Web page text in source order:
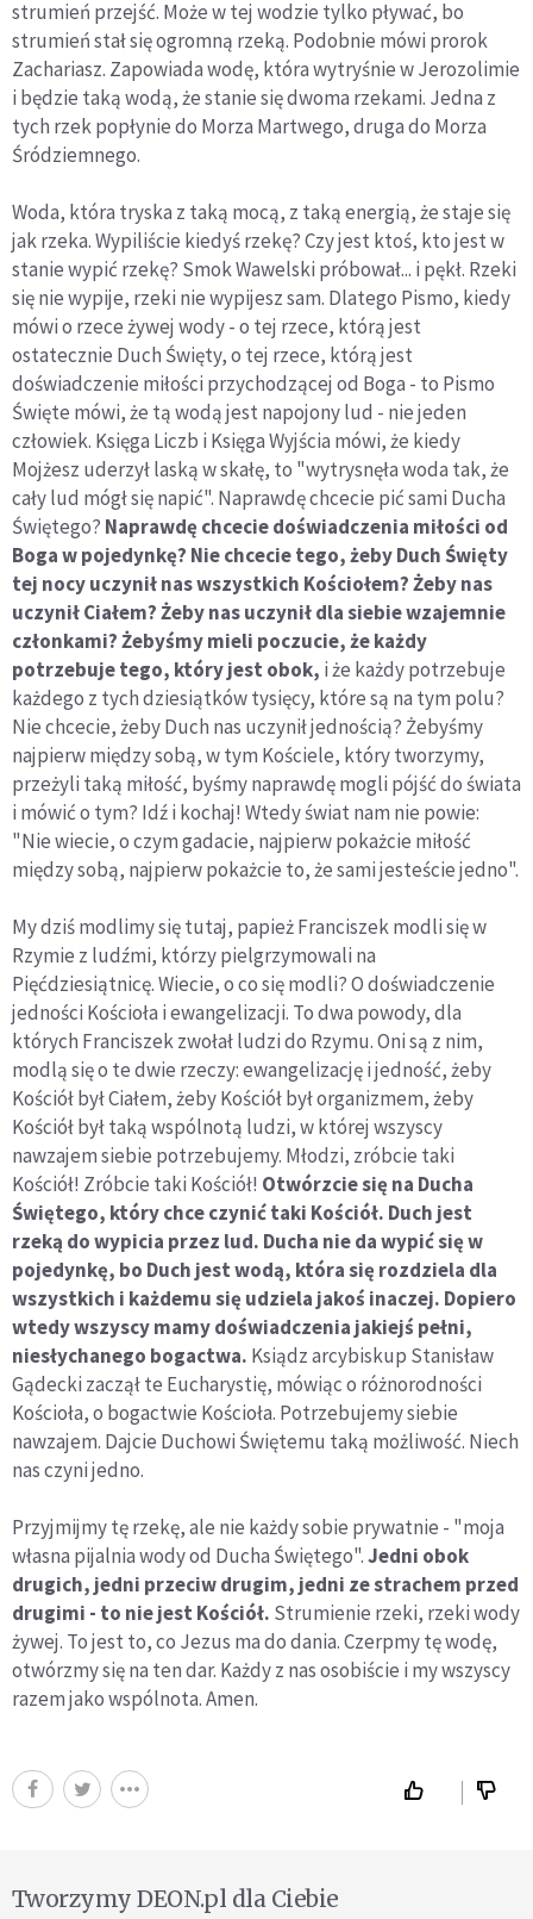
strumień przejść. Może w tej wodzie tylko pływać, bo
strumień stał się ogromną rzeką. Podobnie mówi prorok
Zachariasz. Zapowiada wodę, która wytryśnie w Jerozolimie
i będzie taką wodą, że stanie się dwoma rzekami. Jedna z
tych rzek popłynie do Morza Martwego, druga do Morza
Śródziemnego.
Woda, która tryska z taką mocą, z taką energią, że staje się
jak rzeka. Wypiliście kiedyś rzekę? Czy jest ktoś, kto jest w
stanie wypić rzekę? Smok Wawelski próbował... i pękł. Rzeki
się nie wypije, rzeki nie wypijesz sam. Dlatego Pismo, kiedy
mówi o rzece żywej wody - o tej rzece, którą jest
ostatecznie Duch Święty, o tej rzece, którą jest
doświadczenie miłości przychodzącej od Boga - to Pismo
Święte mówi, że tą wodą jest napojony lud - nie jeden
człowiek. Księga Liczb i Księga Wyjścia mówi, że kiedy
Mojżesz uderzył laską w skałę, to "wytrysnęła woda tak, że
cały lud mógł się napić". Naprawdę chcecie pić sami Ducha
Świętego? Naprawdę chcecie doświadczenia miłości od
Boga w pojedynkę? Nie chcecie tego, żeby Duch Święty
tej nocy uczynił nas wszystkich Kościołem? Żeby nas
uczynił Ciałem? Żeby nas uczynił dla siebie wzajemnie
członkami? Żebyśmy mieli poczucie, że każdy
potrzebuje tego, który jest obok, i że każdy potrzebuje
każdego z tych dziesiątków tysięcy, które są na tym polu?
Nie chcecie, żeby Duch nas uczynił jednością? Żebyśmy
najpierw między sobą, w tym Kościele, który tworzymy,
przeżyli taką miłość, byśmy naprawdę mogli pójść do świata
i mówić o tym? Idź i kochaj! Wtedy świat nam nie powie:
"Nie wiecie, o czym gadacie, najpierw pokażcie miłość
między sobą, najpierw pokażcie to, że sami jesteście jedno".
My dziś modlimy się tutaj, papież Franciszek modli się w
Rzymie z ludźmi, którzy pielgrzymowali na
Pięćdziesiątnicę. Wiecie, o co się modli? O doświadczenie
jedności Kościoła i ewangelizacji. To dwa powody, dla
których Franciszek zwołał ludzi do Rzymu. Oni są z nim,
modlą się o te dwie rzeczy: ewangelizację i jedność, żeby
Kościół był Ciałem, żeby Kościół był organizmem, żeby
Kościół był taką wspólnotą ludzi, w której wszyscy
nawzajem siebie potrzebujemy. Młodzi, zróbcie taki
Kościół! Zróbcie taki Kościół! Otwórzcie się na Ducha
Świętego, który chce czynić taki Kościół. Duch jest
rzeką do wypicia przez lud. Ducha nie da wypić się w
pojedynkę, bo Duch jest wodą, która się rozdziela dla
wszystkich i każdemu się udziela jakoś inaczej. Dopiero
wtedy wszyscy mamy doświadczenia jakiejś pełni,
niesłychanego bogactwa. Ksiądz arcybiskup Stanisław
Gądecki zaczął te Eucharystię, mówiąc o różnorodności
Kościoła, o bogactwie Kościoła. Potrzebujemy siebie
nawzajem. Dajcie Duchowi Świętemu taką możliwość. Niech
nas czyni jedno.
Przyjmijmy tę rzekę, ale nie każdy sobie prywatnie - "moja
własna pijalnia wody od Ducha Świętego".Jedni obok
drugich, jedni przeciw drugim, jedni ze strachem przed
drugimi - to nie jest Kościół. Strumienie rzeki, rzeki wody
żywej. To jest to, co Jezus ma do dania. Czerpmy tę wodę,
otwórzmy się na ten dar. Każdy z nas osobiście i my wszyscy
razem jako wspólnota. Amen.
Tworzymy DEON.pl dla Ciebie